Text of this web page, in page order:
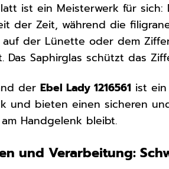
ist ein Meisterwerk für
der Zeit, während die
auf der Lünette oder dem
Das Saphirglas schützt das
derEbel Lady 1216561 ist
und bieten einen sicheren
Handgelenk bleibt.
und Verarbeitung: